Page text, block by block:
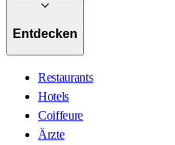
Entdecken
Restaurants
Hotels
Coiffeure
Ärzte